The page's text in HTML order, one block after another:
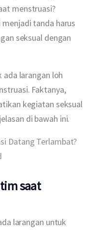
menstruasi?
tanda harus
seksual dengan
larangan loh
Faktanya,
kegiatan seksual
di bawah ini.
Datang Terlambat?
saat
larangan untuk